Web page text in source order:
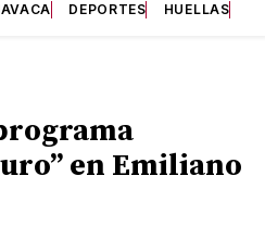
DEPORTES HUELLAS
en Emiliano